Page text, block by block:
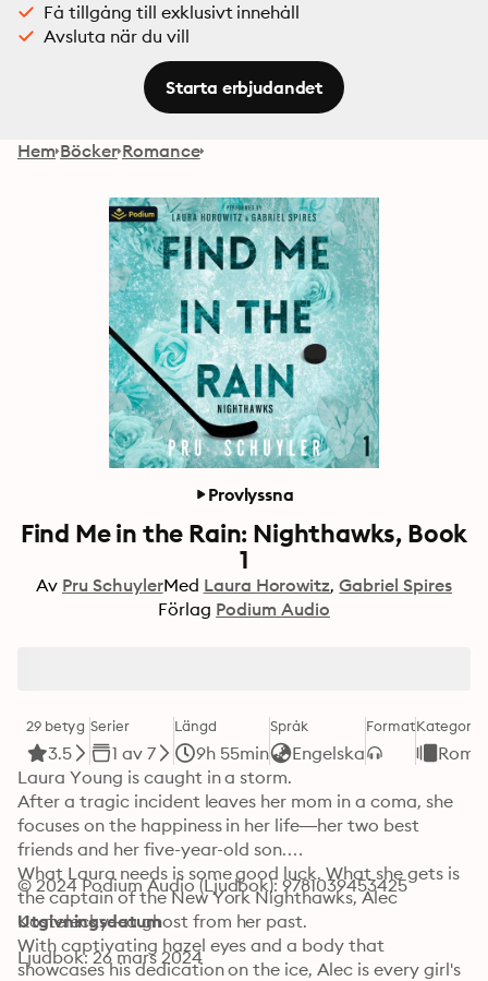
Få tillgång till exklusivt innehåll
Avsluta när du vill
Starta erbjudandet
Hem Böcker Romance
Provlyssna
Find Me in the Rain: Nighthawks, Book
1
Av Pru SchuylerMed Laura Horowitz Gabriel Spires
Förlag Podium Audio
29 betyg
3.5
Serier
1 av 7
Längd
9h 55min
Språk
Engelska
FormatKategori
Laura Young is caught in a storm.
After a tragic incident leaves her mom in a coma, she
focuses on the happiness in her life—her two best
friends and her five-year-old son.
What Laura needs is some good luck. What she gets is
the captain of the New York Nighthawks, Alec
Kostelecky—a ghost from her past.
With captivating hazel eyes and a body that
showcases his dedication on the ice, Alec is every girl's
© 2024 Podium Audio (Ljudbok): 9781039453425
Utgivningsdatum
Ljudbok: 26 mars 2024